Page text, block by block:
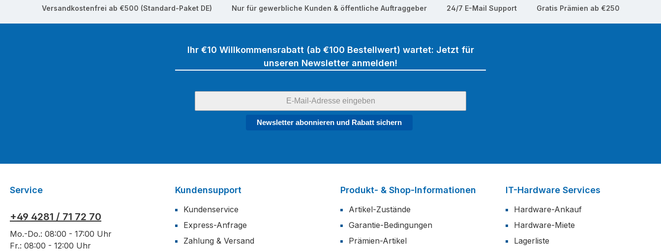
Versandkostenfrei ab €500 (Standard-Paket DE) Nur für gewerbliche Kunden & öffentliche Auftraggeber 24/7 E-Mail Support Gratis Prämien ab €250
Ihr €10 Willkommensrabatt (ab €100 Bestellwert) wartet: Jetzt für
unseren Newsletter anmelden!
Newsletter abonnieren und Rabatt sichern
Service
+49 4281 / 71 72 70
Mo.-Do.: 08:00 - 17:00 Uhr
Fr.: 08:00 - 12:00 Uhr
Kundensupport
Kundenservice
Express-Anfrage
Zahlung & Versand
Produkt- & Shop-Informationen
Artikel-Zustände
Garantie-Bedingungen
Prämien-Artikel
IT-Hardware Services
Hardware-Ankauf
Hardware-Miete
Lagerliste